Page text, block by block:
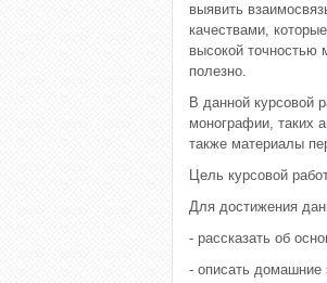
выявить
качествами,
высокой точностью
полезно.
В данной курсовой
монографии, таких
также материалы
Цель курсовой
Для достижения
- рассказать об
- описать домашние